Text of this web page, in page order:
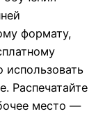
формату,
использовать
Распечатайте
место —